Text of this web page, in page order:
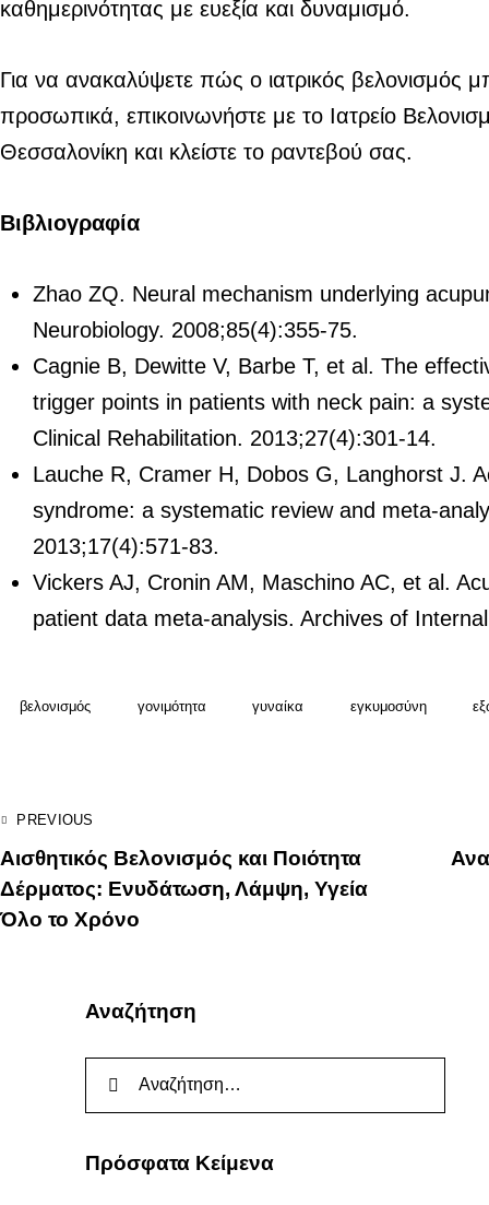
καθημερινότητας με ευεξία και δυναμισμό.
Για να ανακαλύψετε πώς ο ιατρικός βελονισμός
προσωπικά, επικοινωνήστε με το Ιατρείο
Θεσσαλονίκη και κλείστε το ραντεβού σας.
Βιβλιογραφία
Zhao ZQ. Neural mechanism underlying
Neurobiology. 2008;85(4):355-75.
Cagnie B, Dewitte V, Barbe T, et al. The
trigger points in patients with neck pain: a
Clinical Rehabilitation. 2013;27(4):301-14.
Lauche R, Cramer H, Dobos G, Langhorst J.
syndrome: a systematic review and meta-
2013;17(4):571-83.
Vickers AJ, Cronin AM, Maschino AC, et al.
patient data meta-analysis. Archives of
βελονισμός γονιμότητα γυναίκα εγκυμοσύνη
PREVIOUS
Αισθητικός Βελονισμός και Ποιότητα
Δέρματος: Ενυδάτωση, Λάμψη, Υγεία
Όλο το Χρόνο
Αναζήτηση
Πρόσφατα Κείμενα